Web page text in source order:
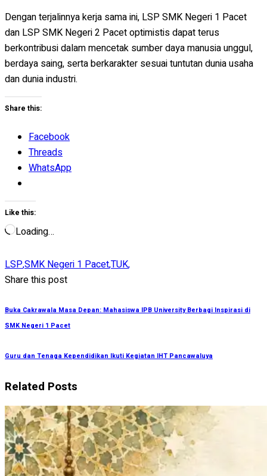
Dengan terjalinnya kerja sama ini, LSP SMK Negeri 1 Pacet
dan LSP SMK Negeri 2 Pacet optimistis dapat terus
berkontribusi dalam mencetak sumber daya manusia unggul,
berdaya saing, serta berkarakter sesuai tuntutan dunia usaha
dan dunia industri.
Share this:
Facebook
Threads
WhatsApp
Like this:
Loading…
LSP,SMK Negeri 1 Pacet,TUK,
Share this post
Buka Cakrawala Masa Depan: Mahasiswa IPB University Berbagi Inspirasi di
SMK Negeri 1 Pacet
Guru dan Tenaga Kependidikan Ikuti Kegiatan IHT Pancawaluya
Related Posts